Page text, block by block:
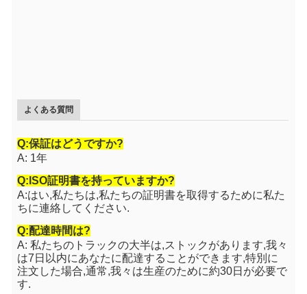
よくある質問
Q:保証はどうですか?
A: 1年
Q:ISO証明書を持っていますか?
A:はい,私たちは,私たちの証明書を取得するために私た
ちに連絡してください.
Q:配達時間は?
A: 私たちのトラックの大半は,ストックがあります,我々
は7日以内にあなたに配達することができます,特別に
注文した場合,通常,我々は生産のために約30日が必要で
す.